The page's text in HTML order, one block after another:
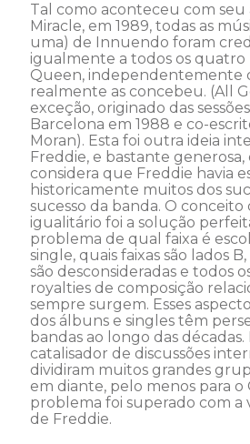
Tal como aconteceu com seu
Miracle, em 1989, todas as
uma) de Innuendo foram
igualmente a todos os quatro
Queen, independentemente
realmente as concebeu. (All
exceção, originado das
Barcelona em 1988 e co-
Moran). Esta foi outra ideia
Freddie, e bastante generosa,
considera que Freddie havia
historicamente muitos dos
sucesso da banda. O
igualitário foi a solução
problema de qual faixa é
single, quais faixas são lados
são desconsideradas e todos
royalties de composição
sempre surgem. Esses
dos álbuns e singles têm
bandas ao longo das
catalisador de discussões
dividiram muitos grandes
em diante, pelo menos para o
problema foi superado com a
de Freddie.